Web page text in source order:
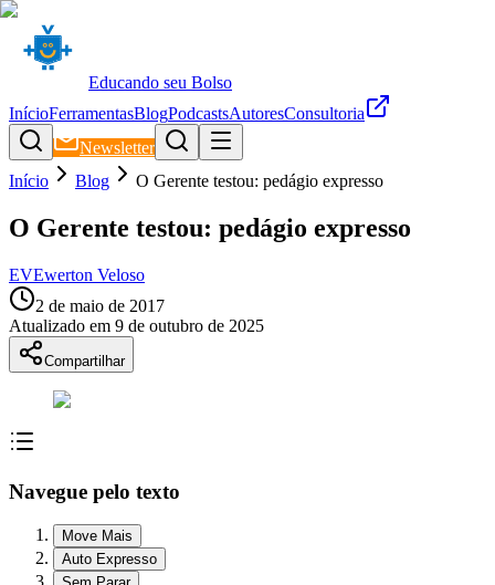
Educando seu Bolso
InícioFerramentasBlogPodcastsAutoresConsultoria
Newsletter
Início
Blog O Gerente testou: pedágio expresso
O Gerente testou: pedágio expresso
EVEwerton Veloso
2 de maio de 2017
Atualizado em 9 de outubro de 2025
Compartilhar
Navegue pelo texto
Move Mais
Auto Expresso